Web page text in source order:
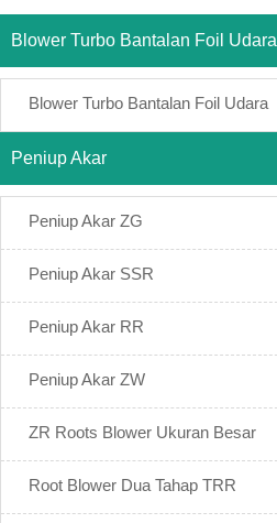
Blower Turbo Bantalan Foil Udara
Blower Turbo Bantalan Foil Udara
Peniup Akar
Peniup Akar ZG
Peniup Akar SSR
Peniup Akar RR
Peniup Akar ZW
ZR Roots Blower Ukuran Besar
Root Blower Dua Tahap TRR